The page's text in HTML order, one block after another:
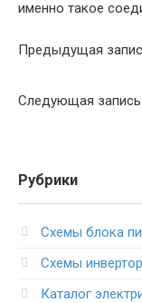
именно такое
Предыдущая
Следующая запись
Рубрики
Схемы блока
Схемы
Каталог